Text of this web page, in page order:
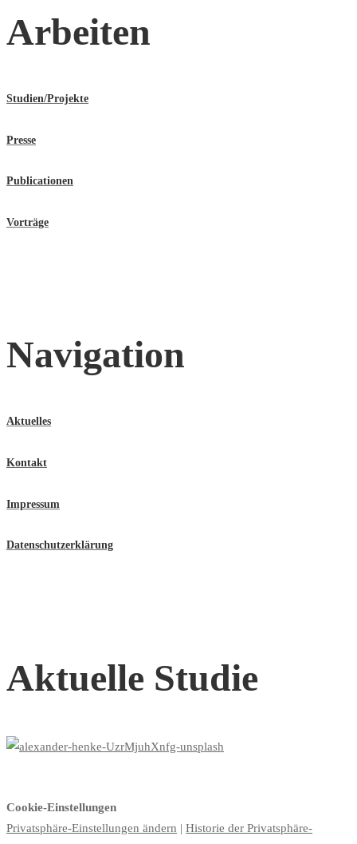
Arbeiten
Studien/Projekte
Presse
Publicationen
Vorträge
Navigation
Aktuelles
Kontakt
Impressum
Datenschutzerklärung
Aktuelle Studie
Cookie-Einstellungen
Privatsphäre-Einstellungen ändern | Historie der Privatsphäre-